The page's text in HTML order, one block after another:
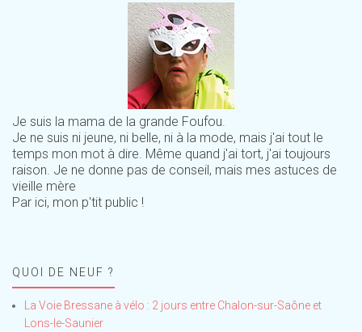
Je suis la mama de la grande Foufou.
Je ne suis ni jeune, ni belle, ni à la mode, mais j'ai tout le
temps mon mot à dire. Même quand j'ai tort, j'ai toujours
raison. Je ne donne pas de conseil, mais mes astuces de
vieille mère
Par ici, mon p'tit public !
QUOI DE NEUF ?
La Voie Bressane à vélo : 2 jours entre Chalon-sur-Saône et
Lons-le-Saunier